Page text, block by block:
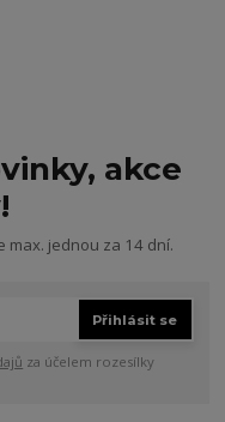
akce
max. jednou za 14 dní.
Přihlásit se
za účelem rozesílky